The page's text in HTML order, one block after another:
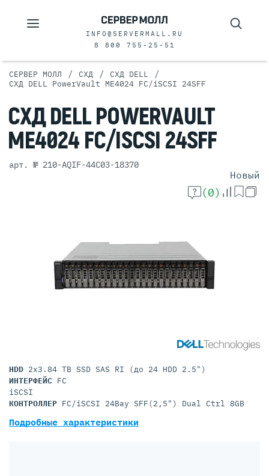
INFO@SERVERMALL.RU
8 800 755-25-51
СЕРВЕР МОЛЛ / СХД / СХД DELL /
СХД DELL PowerVault ME4024 FC/iSCSI 24SFF
СХДDELLPOWERVAULT
ME4024 FC/ISCSI 24SFF
арт. № 210-AQIF-44C03-18370
Новый
(0)
HDD 2x3.84 TB SSD SAS RI (до 24 HDD 2.5")
ИНТЕРФЕЙС FC
iSCSI
КОНТРОЛЛЕР FC/iSCSI 24Bay SFF(2,5") Dual Ctrl 8GB
Подробные характеристики